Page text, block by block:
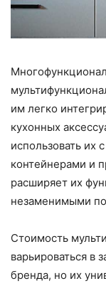
им легко
кухонных
использовать их
контейнерами и
расширяет их
незаменимыми
Стоимость
варьироваться в
бренда, но их